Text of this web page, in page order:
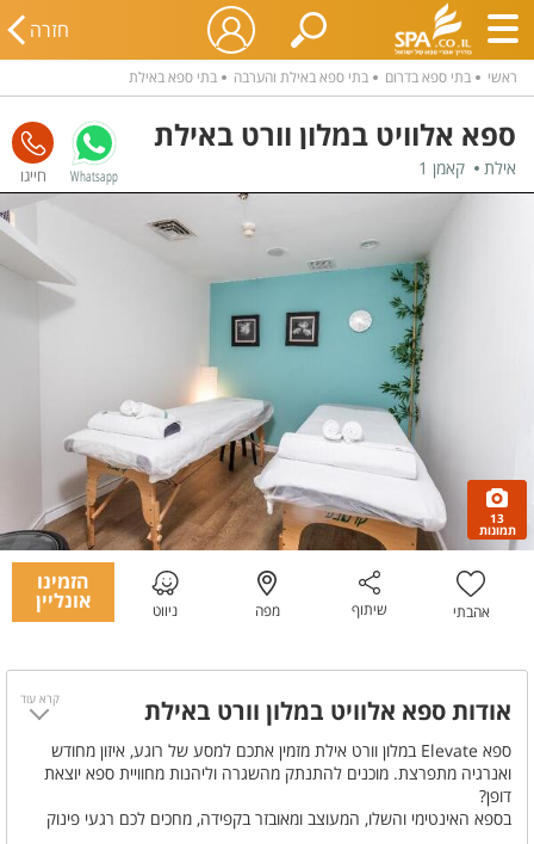
חזרה
ראשי בתי ספא בדרום בתי ספא באילת והערבה בתי ספא באילת
ספא אלוויט במלון וורט באילת
אילת קאמן 1 Whatsapp
13
תמונות
אהבתי שיתוף מפה ניווט
הזמינו
אונליין
אודות ספא אלוויט במלון וורט באילת
ספא Elevate במלון וורט אילת מזמין אתכם למסע של רוגע, איזון מחודש
ואנרגיה מתפרצת. מוכנים להתנתק מהשגרה וליהנות מחוויית ספא יוצאת
דופן?
בספא האינטימי והשלו, המעוצב ומאובזר בקפידה, מחכים לכם רגעי פינוק
קרא עוד